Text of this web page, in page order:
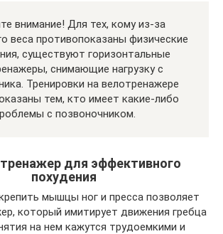
внимание! Для тех, кому из-за
веса противопоказаны физические
существуют горизонтальные
снимающие нагрузку с
Тренировки на велотренажере
тем, кто имеет какие-либо
с позвоночником.
для эффективного
похудения
мышцы ног и пресса позволяет
который имитирует движения гребца
на нем кажутся трудоемкими и